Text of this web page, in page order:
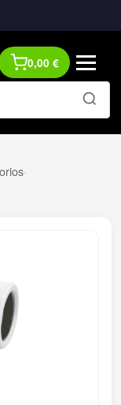
0,00 €
›